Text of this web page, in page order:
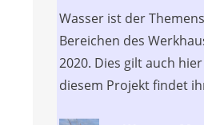
Wasser ist der
Bereichen des
2020. Dies gilt auch
diesem Projekt findet